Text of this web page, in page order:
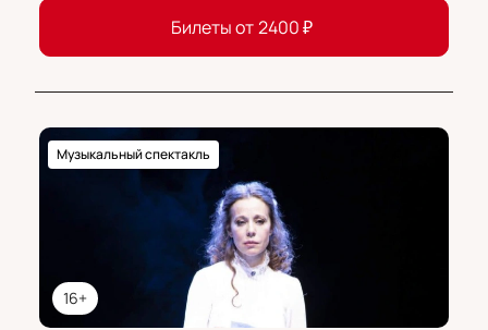
Билеты от2400₽
16+
Музыкальный спектакль